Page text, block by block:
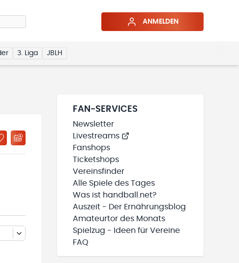
ANMELDEN
3. Liga JBLH
WIRD GELADEN
ZU „MEINE TEAMS“ HINZUFÜGEN
FAN-SERVICES
Newsletter
Livestreams
Fanshops
Ticketshops
Vereinsfinder
Alle Spiele des Tages
Was ist handball.net?
Auszeit - Der Ernährungsblog
Amateurtor des Monats
Spielzug - Ideen für Vereine
FAQ